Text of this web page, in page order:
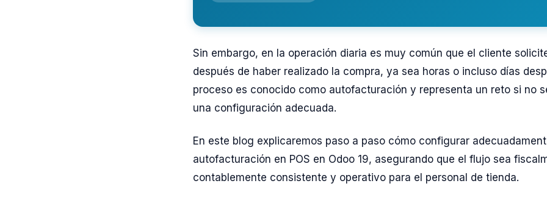
Sin embargo, en la operación diaria es muy común que el cliente
después de haber realizado la compra, ya sea horas o incluso días
proceso es conocido como autofacturación y representa un reto si no
una configuración adecuada.
En este blog explicaremos paso a paso cómo configurar
autofacturación en POS en Odoo 19, asegurando que el flujo sea
contablemente consistente y operativo para el personal de tienda.